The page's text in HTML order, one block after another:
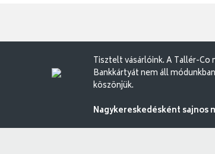
Tisztelt vásárlóink. A Tallér-Co
Bankkártyát nem áll
köszönjük.
Nagykereskedésként sajnos